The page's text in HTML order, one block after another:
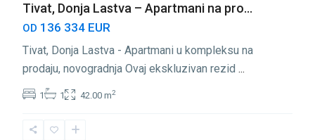
Tivat, Donja Lastva – Apartmani na pro...
OD 136 334 EUR
Tivat, Donja Lastva - Apartmani u kompleksu na
prodaju, novogradnja Ovaj ekskluzivan rezid ...
1 1 42.00 m2